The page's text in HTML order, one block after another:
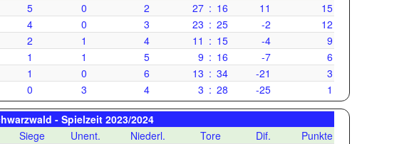
5 0 2 27 : 16 11
15
4 0 3 23 : 25 -2
12
2 1 4 11 : 15 -4
9
1 1 5 9 : 16 -7
6
1 0 6 13 : 34 -21
3
0 3 4 3 : 28 -25 1
- Spielzeit 2023/2024
Siege Unent. Niederl. Tore Dif.
Punkte